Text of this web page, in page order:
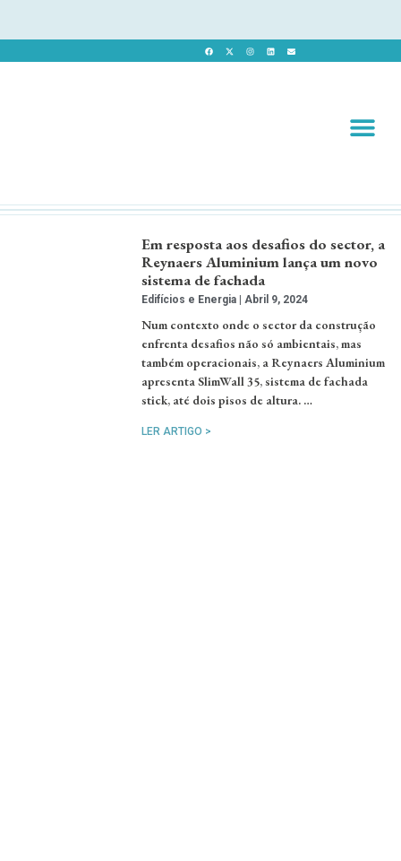
Em resposta aos desafios do sector, a
Reynaers Aluminium lança um novo
sistema de fachada
Edifícios e Energia Abril 9, 2024
Num contexto onde o sector da construção
enfrenta desafios não só ambientais, mas
também operacionais, a Reynaers Aluminium
apresenta SlimWall 35, sistema de fachada
stick, até dois pisos de altura. …
LER ARTIGO >